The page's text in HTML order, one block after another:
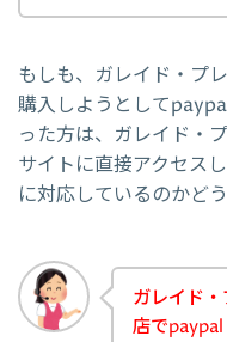
もしも、ガレイド・プ
購入しようとして
った方は、ガレイド・
サイトに直接アクセス
に対応しているのかど
ガレイド
店で